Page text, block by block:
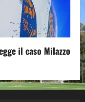
il caso Milazzo